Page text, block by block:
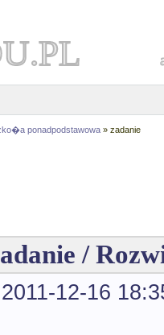
ponadpodstawowa » zadanie
/
2011-12-16